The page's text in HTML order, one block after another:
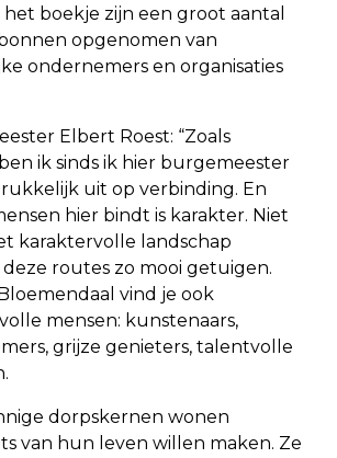
boekje zijn een groot aantal
opgenomen van
ondernemers en organisaties
Elbert Roest: “Zoals
ik sinds ik hier burgemeester
uit op verbinding. En
hier bindt is karakter. Niet
karaktervolle landschap
routes zo mooi getuigen.
vind je ook
mensen: kunstenaars,
grijze genieters, talentvolle
dorpskernen wonen
van hun leven willen maken. Ze